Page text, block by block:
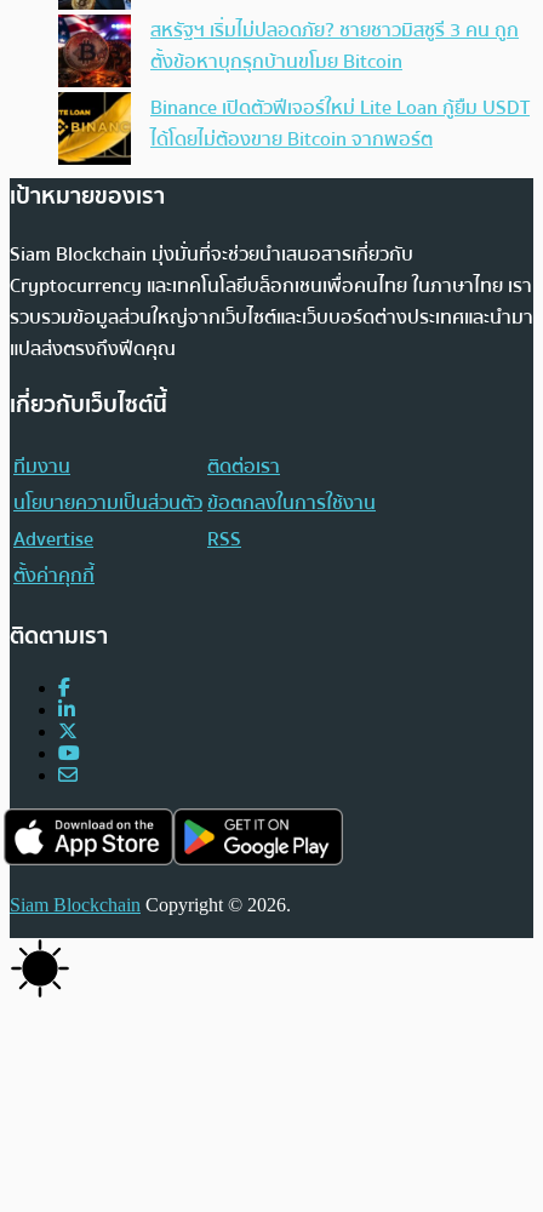
สหรัฐฯ เริ่มไม่ปลอดภัย? ชายชาวมิสซูรี 3 คน ถูก
ตั้งข้อหาบุกรุกบ้านขโมย Bitcoin
Binance เปิดตัวฟีเจอร์ใหม่ Lite Loan กู้ยืม USDT
ได้โดยไม่ต้องขาย Bitcoin จากพอร์ต
เป้าหมายของเรา
Siam Blockchain มุ่งมั่นที่จะช่วยนำเสนอสารเกี่ยวกับ
Cryptocurrency และเทคโนโลยีบล็อกเชนเพื่อคนไทย ในภาษาไทย เรา
รวบรวมข้อมูลส่วนใหญ่จากเว็บไซต์และเว็บบอร์ดต่างประเทศและนำมา
แปลส่งตรงถึงฟีดคุณ
เกี่ยวกับเว็บไซต์นี้
ทีมงาน
ติดต่อเรา
นโยบายความเป็นส่วนตัวข้อตกลงในการใช้งาน
Advertise
RSS
ตั้งค่าคุกกี้
ติดตามเรา
Siam Blockchain Copyright © 2026.